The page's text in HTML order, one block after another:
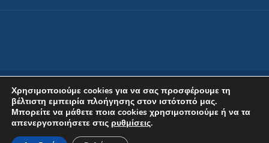
Copyright © 2024 Secret Key. All rights reserved. Developed by
Χρησιμοποιούμε cookies για να σας προσφέρουμε τη
βέλτιστη εμπειρία πλοήγησης στον ιστότοπό μας.
Μπορείτε να μάθετε ποια cookies χρησιμοποιούμε ή να τα
απενεργοποιήσετε στις ρυθμίσεις.